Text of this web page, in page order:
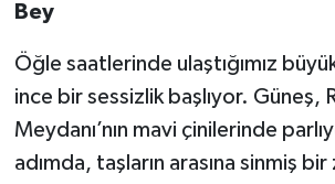
Bey
Öğle saatlerinde ulaştığımız
ince bir sessizlik başlıyor. Güneş,
Meydanı’nın mavi çinilerinde
adımda, taşların arasına sinmiş